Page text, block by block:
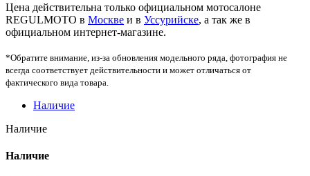
Цена действительна только официальном мотосалоне
REGULMOTO в Москве и в Уссурийске, а так же в
официальном интернет-магазине.
*Обратите внимание, из-за обновления модельного ряда, фотография не
всегда соответствует действительности и может отличаться от
фактического вида товара.
Наличие
Наличие
Наличие